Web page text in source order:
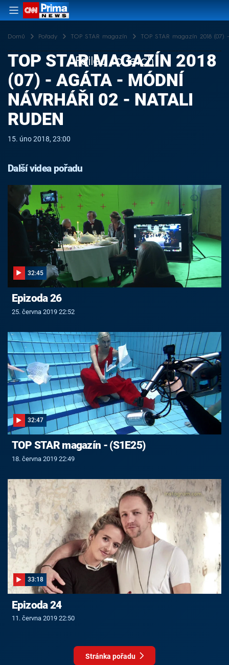
Domů Pořady TOP STAR magazín TOP STAR magazín 2018
Failed to fetch
TOP STAR MAGAZÍN 2018
(07) - AGÁTA - MÓDNÍ
NÁVRHÁŘI 02 - NATALI
RUDEN
15. úno 2018, 23:00
Další videa pořadu
32:45
Epizoda 26
25. června 2019 22:52
32:47
TOP STAR magazín - (S1E25)
18. června 2019 22:49
33:18
Epizoda 24
11. června 2019 22:50
Stránka pořadu